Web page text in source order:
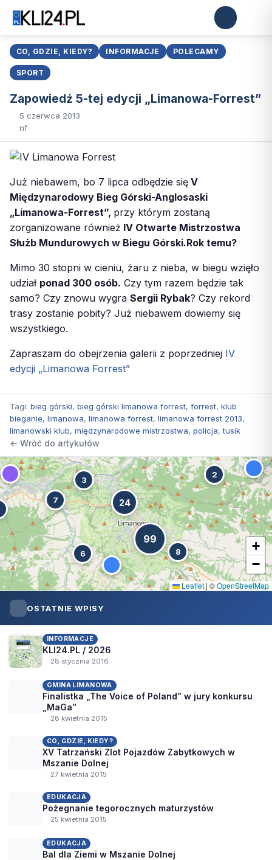
CO, GDZIE, KIEDY? INFORMACJE POLECAMY
SPORT
Zapowiedź 5-tej edycji „Limanowa-Forrest”
5 czerwca 2013
nf
Już niebawem, bo 7 lipca odbędzie się V
Międzynarodowy Bieg Górski-Anglosaski
„Limanowa-Forrest”, przy którym zostaną
zorganizowane również IV Otwarte Mistrzostwa
Służb Mundurowych w Biegu Górski.Rok temu?
Mimo 30 stopni w cieniu, żaru z nieba, w biegu wzięło
udział ponad 300 osób. Czy tym razem będzie tak
samo? Czy znowu wygra Sergii Rybak? Czy rekord
trasy zostanie pobity? Już niebawem dowiemy się
wszystkiego.
Zapraszam do obejrzenia galerii z poprzedniej IV
edycji „Limanowa Forrest”
Tagi: bieg górski, bieg górski limanowa forrest, forrest, klub
bieganie, limanowa, limanowa forrest, limanowa forrest 2013,
limanowski klub, międzynarodowe mistrzostwa, policja,tusik
← Wróć do artykułów
7
2
6 8
3
24
99
+
−
Leaflet | ©OpenStreetMap
OSTATNIE WPISY
INFORMACJE
KLI24.PL / 2026
28 stycznia 2016
GMINA LIMANOWA
Finalistka „The Voice of Poland” w jury konkursu
„MaGa”
28 kwietnia 2015
CO, GDZIE, KIEDY?
XV Tatrzański Zlot Pojazdów Zabytkowych w
Mszanie Dolnej
27 kwietnia 2015
EDUKACJA
Pożegnanie tegorocznych maturzystów
25 kwietnia 2015
EDUKACJA
Bal dla Ziemi w Mszanie Dolnej